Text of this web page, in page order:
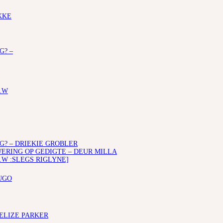
–
– DRIEKIE GROBLER
OP GEDIGTE – DEUR MILLA
:SLEGS RIGLYNE]
PARKER